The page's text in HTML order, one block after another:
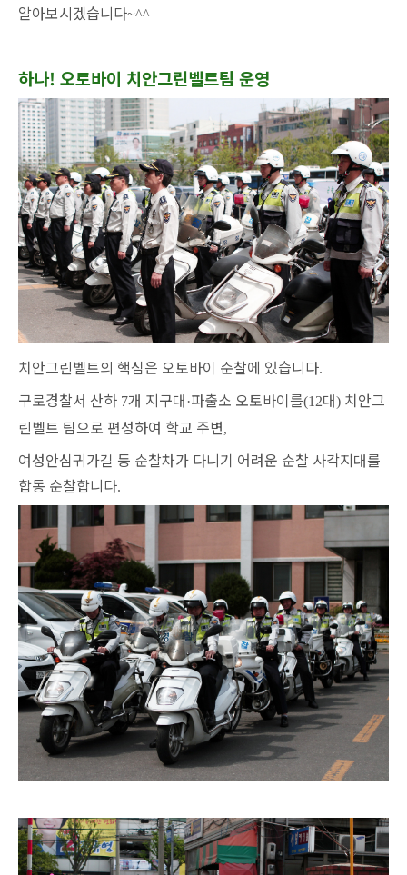
알아보시겠습니다~^^
하나! 오토바이 치안그린벨트팀 운영
치안그린벨트의 핵심은 오토바이 순찰에 있습니다.
구로경찰서 산하 7개 지구대 ·파출소 오토바이를(12대) 치안그
린벨트 팀으로 편성하여 학교 주변,
여성안심귀가길 등 순찰차가 다니기 어려운 순찰 사각지대를
합동 순찰합니다.